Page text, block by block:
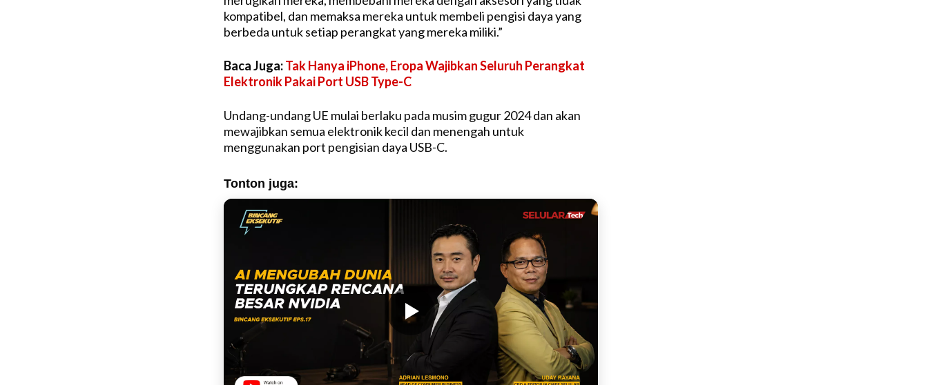
u
kompatibel, dan memaksa mereka untuk membeli pengisi daya yang
berbeda untuk setiap perangkat yang mereka miliki.”
Baca Juga:Tak Hanya iPhone, Eropa Wajibkan Seluruh Perangkat
Elektronik Pakai Port USB Type-C
Undang-undang UE mulai berlaku pada musim gugur 2024 dan akan
mewajibkan semua elektronik kecil dan menengah untuk
menggunakan port pengisian daya USB-C.
Tonton juga: